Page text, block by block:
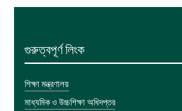
গুরুত্বপূর্ণ লিংক
শিক্ষা মন্ত্রণালয়
মাধ্যমিক ও উচ্চশিক্ষা অধিদপ্তর